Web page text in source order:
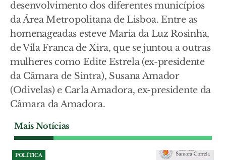
desenvolvimento dos diferentes municípios
da Área Metropolitana de Lisboa. Entre as
homenageadas esteve Maria da Luz Rosinha,
de Vila Franca de Xira, que se juntou a outras
mulheres como Edite Estrela (ex-presidente
da Câmara de Sintra), Susana Amador
(Odivelas) e Carla Amadora, ex-presidente da
Câmara da Amadora.
Mais Notícias
POLÍTICA